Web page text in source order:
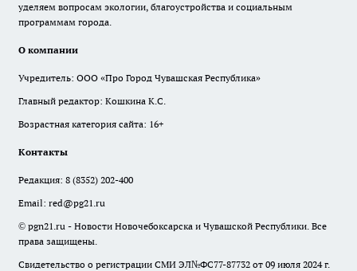
уделяем вопросам экологии, благоустройства и социальным
программам города.
О компании
Учредитель: ООО «Про Город Чувашская Республика»
Главный редактор: Кошкина К.С.
Возрастная категория сайта: 16+
Контакты
Редакция: 8 (8352) 202-400
Email: red@pg21.ru
© pgn21.ru - Новости Новочебоксарска и Чувашской Республики. Все
права защищены.
Свидетельство о регистрации СМИ ЭЛ№ФС77-87732 от 09 июля 2024 г.